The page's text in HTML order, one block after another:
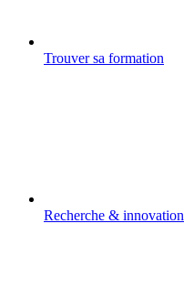
Trouver sa formation
Recherche & innovation